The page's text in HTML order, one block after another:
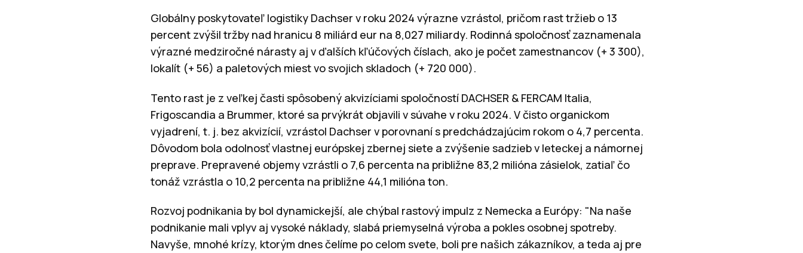
Globálny poskytovateľ logistiky Dachser v roku 2024 výrazne vzrástol, pričom rast tržieb o 13
percent zvýšil tržby nad hranicu 8 miliárd eur na 8,027 miliardy. Rodinná spoločnosť zaznamenala
výrazné medziročné nárasty aj v ďalších kľúčových číslach, ako je počet zamestnancov (+ 3 300),
lokalít (+ 56) a paletových miest vo svojich skladoch (+ 720 000).
Tento rast je z veľkej časti spôsobený akvizíciami spoločností DACHSER & FERCAM Italia,
Frigoscandia a Brummer, ktoré sa prvýkrát objavili v súvahe v roku 2024. V čisto organickom
vyjadrení, t. j. bez akvizícií, vzrástol Dachser v porovnaní s predchádzajúcim rokom o 4,7 percenta.
Dôvodom bola odolnosť vlastnej európskej zbernej siete a zvýšenie sadzieb v leteckej a námornej
preprave. Prepravené objemy vzrástli o 7,6 percenta na približne 83,2 milióna zásielok, zatiaľ čo
tonáž vzrástla o 10,2 percenta na približne 44,1 milióna ton.
Rozvoj podnikania by bol dynamickejší, ale chýbal rastový impulz z Nemecka a Európy: "Na naše
podnikanie mali vplyv aj vysoké náklady, slabá priemyselná výroba a pokles osobnej spotreby.
Navyše, mnohé krízy, ktorým dnes čelíme po celom svete, boli pre našich zákazníkov, a teda aj pre